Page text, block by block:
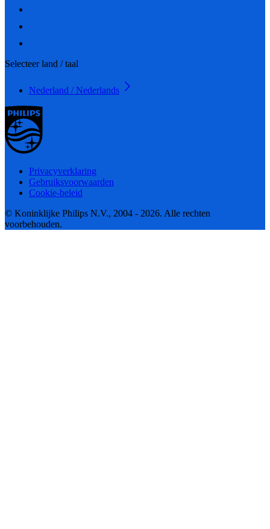
Selecteer land / taal
Nederland / Nederlands
Privacyverklaring
Gebruiksvoorwaarden
Cookie-beleid
© Koninklijke Philips N.V., 2004 - 2026. Alle rechten
voorbehouden.